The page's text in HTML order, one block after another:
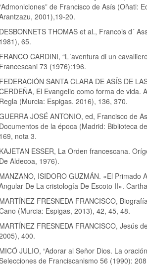
de Francisco de Asís (Oñati:
2001),19-20.
DESBONNETS THOMAS et al., Francois d´
1981), 65.
FRANCO CARDINI, “L´aventura di un
Francescani 73 (1976):196.
FEDERACIÓN SANTA CLARA DE ASÍS DE
El Evangelio como forma de vida.
Regla (Murcia: Espigas. 2016), 136, 370.
JOSÉ ANTONIO, ed, Francisco de
Documentos de la época (Madrid: Biblioteca
169, nota 3.
KAJETAN ESSER, La Orden francescana.
De Aldecoa, 1976).
MANZANO, ISIDORO GUZMÁN. «El Primado
De La cristología De Escoto II».
MARTÍNEZ FRESNEDA FRANCISCO,
(Murcia: Espigas, 2013), 42, 45, 48.
MARTÍNEZ FRESNEDA FRANCISCO, Jesús
400.
MICÓ JULIO, “Adorar al Señor Dios. La
de Franciscanismo 56 (1990):